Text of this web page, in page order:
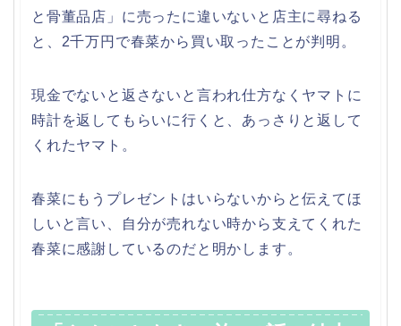
と骨董品店」に売ったに違いないと店主に尋ねる
と、2千万円で春菜から買い取ったことが判明。
現金でないと返さないと言われ仕方なくヤマトに
時計を返してもらいに行くと、あっさりと返して
くれたヤマト。
春菜にもうプレゼントはいらないからと伝えてほ
しいと言い、自分が売れない時から支えてくれた
春菜に感謝しているのだと明かします。